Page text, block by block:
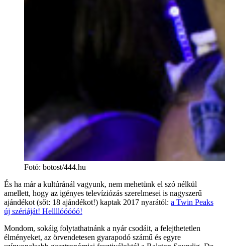
Fotó: botost/444.hu
És ha már a kultúránál vagyunk, nem mehetünk el szó nélkül
amellett, hogy az igényes televíziózás szerelmesei is nagyszerű
ajándékot (sőt: 18 ajándékot!) kaptak 2017 nyarától: a Twin Peaks
új szériáját! Hellllóóóóó!
Mondom, sokáig folytathatnánk a nyár csodáit, a felejthetetlen
élményeket, az örvendetesen gyarapodó számű és egyre